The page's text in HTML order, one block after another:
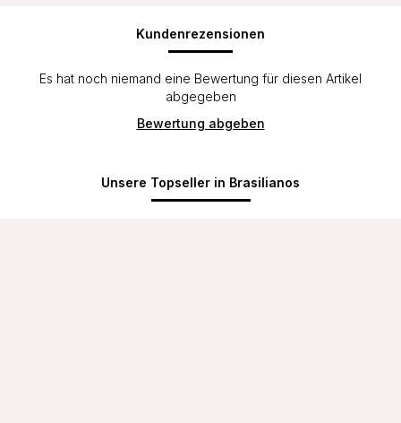
Kundenrezensionen
Es hat noch niemand eine Bewertung für diesen Artikel
abgegeben
Bewertung abgeben
Unsere Topseller in Brasilianos